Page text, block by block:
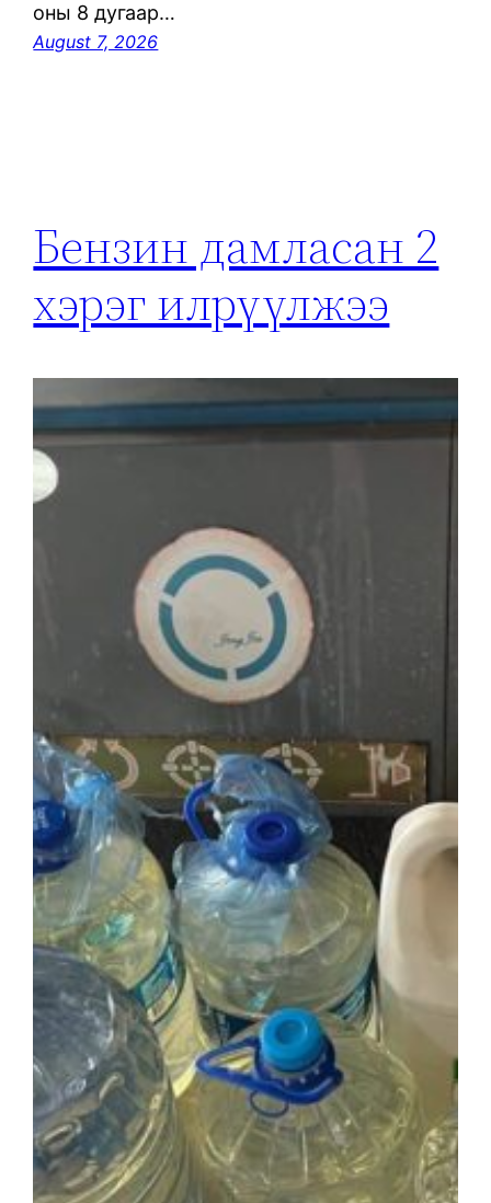
оны 8 дугаар…
August 7, 2026
Бензин дамласан 2
хэрэг илрүүлжээ